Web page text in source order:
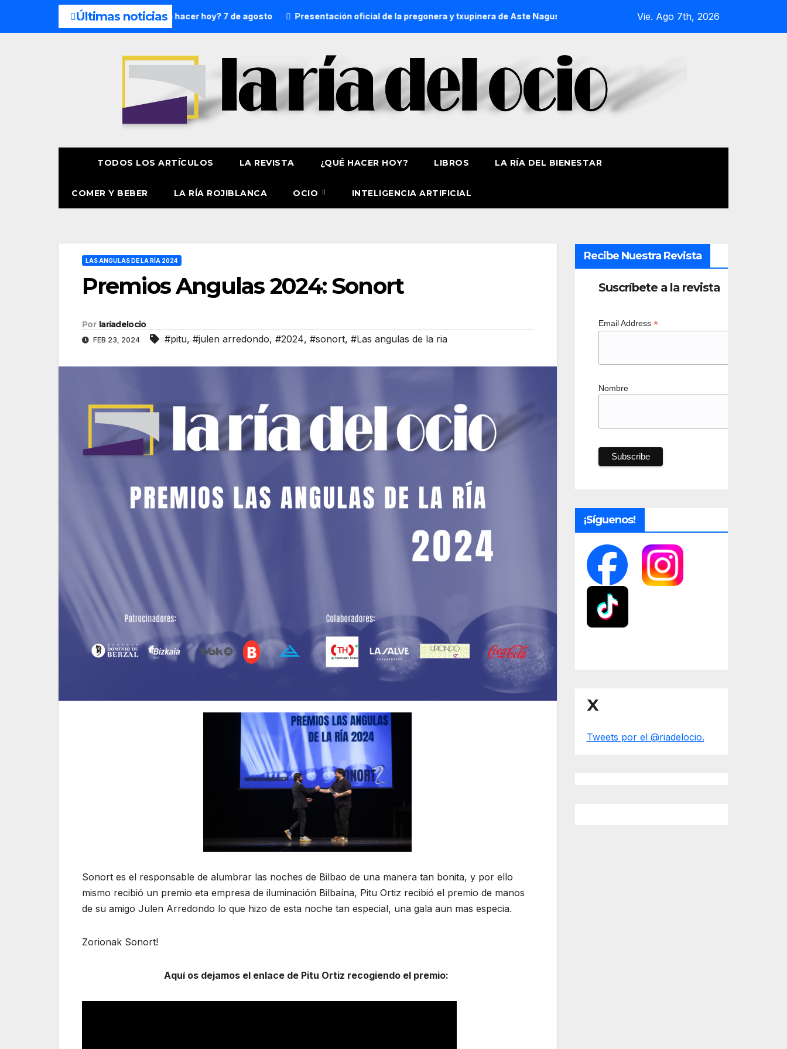
Últimas noticias
8 y 9 de agosto ¿Qué hacer hoy? 7 de agosto Presentación oficial de la pregonera y txupinera de Aste Nagusia 2026 La Procesión Náutica de la Amatxu de Begoña
Vie. Ago 7th, 2026
TODOS LOS ARTÍCULOS LA REVISTA ¿QUÉ HACER HOY? LIBROS LA RÍA DEL BIENESTAR
COMER Y BEBER LA RÍA ROJIBLANCA OCIO INTELIGENCIA ARTIFICIAL
LAS ANGULAS DE LA RÍA 2024
Premios Angulas 2024: Sonort
Por laríadelocio
FEB 23, 2024 #pitu, #julen arredondo, #2024, #sonort, #Las angulas de la ria
Sonort es el responsable de alumbrar las noches de Bilbao de una manera tan bonita, y por ello
mismo recibió un premio eta empresa de iluminación Bilbaína, Pitu Ortiz recibió el premio de manos
de su amigo Julen Arredondo lo que hizo de esta noche tan especial, una gala aun mas especia.
Zorionak Sonort!
Aquí os dejamos el enlace de Pitu Ortiz recogiendo el premio:
Recibe Nuestra Revista
Suscríbete a la revista
Email Address *
Nombre
¡Síguenos!
X
Tweets por el @riadelocio.